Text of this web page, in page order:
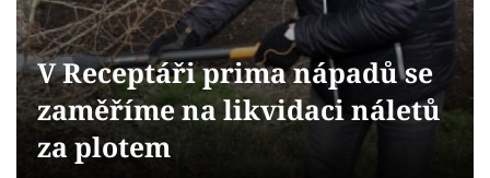
Přihlášení
Sledujte nás
V Receptáři prima nápadů se
zaměříme na likvidaci náletů
za plotem